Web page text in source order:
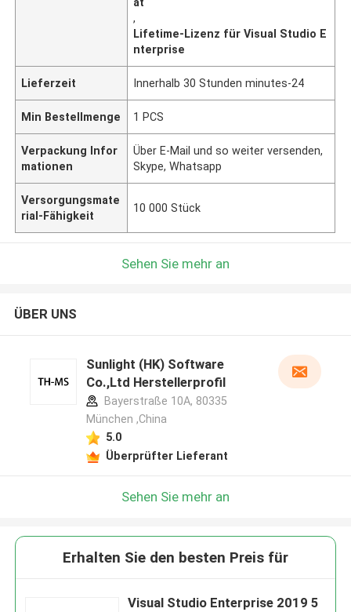
,
Lifetime-Lizenz für Visual Studio E
nterprise
Lieferzeit Innerhalb 30 Stunden minutes-24
Min Bestellmenge 1 PCS
Verpackung Infor
mationen
Über E-Mail und so weiter versenden,
Skype, Whatsapp
Versorgungsmate
rial-Fähigkeit
10 000 Stück
Sehen Sie mehr an
ÜBER UNS
Sunlight (HK) Software
Co.,Ltd Herstellerprofil
Bayerstraße 10A, 80335
München ,China
5.0
Überprüfter Lieferant
Sehen Sie mehr an
Erhalten Sie den besten Preis für
Visual Studio Enterprise 2019 5